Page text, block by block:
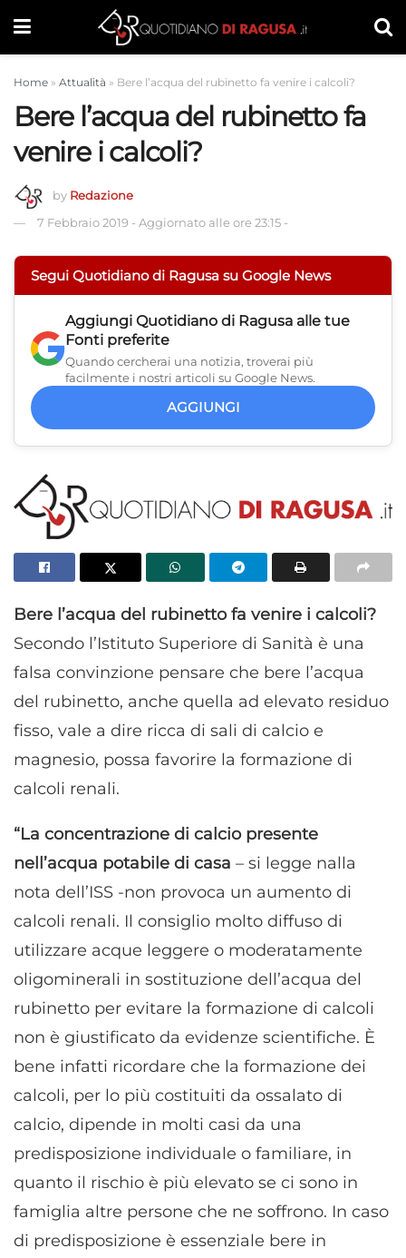
Home » Attualità » Bere l’acqua del rubinetto fa venire i calcoli?
Bere l’acqua del rubinetto fa
venire i calcoli?
by Redazione
7 Febbraio 2019 - Aggiornato alle ore 23:15 -
Segui Quotidiano di Ragusa su Google News
Aggiungi Quotidiano di Ragusa alle tue
Fonti preferite
Quando cercherai una notizia, troverai più
facilmente i nostri articoli su Google News.
AGGIUNGI
Bere l’acqua del rubinetto fa venire i calcoli?
Secondo l’Istituto Superiore di Sanità è una
falsa convinzione pensare che bere l’acqua
del rubinetto, anche quella ad elevato residuo
fisso, vale a dire ricca di sali di calcio e
magnesio, possa favorire la formazione di
calcoli renali.
“La concentrazione di calcio presente
nell’acqua potabile di casa – si legge nalla
nota dell’ISS -non provoca un aumento di
calcoli renali. Il consiglio molto diffuso di
utilizzare acque leggere o moderatamente
oligominerali in sostituzione dell’acqua del
rubinetto per evitare la formazione di calcoli
non è giustificato da evidenze scientifiche. È
bene infatti ricordare che la formazione dei
calcoli, per lo più costituiti da ossalato di
calcio, dipende in molti casi da una
predisposizione individuale o familiare, in
quanto il rischio è più elevato se ci sono in
famiglia altre persone che ne soffrono. In caso
di predisposizione è essenziale bere in